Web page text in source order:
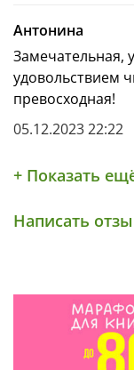
Антонина
Замечательная,
удовольствием
превосходная!
05.12.2023 22:22
+ Показать
Написать